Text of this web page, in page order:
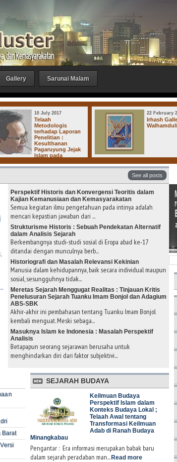
Gallery Sarunai Malam
10 July 2017
Telaah
Metodologis
terhadap Laporan
Penelitian :
Kesulthanan
Pagaruyung Jejak
Islam pada
22 February
Irhash
See all posts
Perspektif Historis dan Konvergensi Teoritis dalam
Kajian Kemanusiaan dan Kemasyarakatan
Semua kegiatan ilmu pengetahuan pada intinya adalah
mencari kepastian jawaban dari ...
Strukturisme Historis : Sebuah Pendekatan Alternatif
dalam Analisis Sejarah
Berkembangnya studi-studi sosial di Eropa abad ke-17
ditandai dengan munculnya berb...
Historiografi dan Masalah Relevansi Kekinian
Manusia dalam kehidupannya, baik secara individual maupun
sosial, sesungguhnya tidak...
Meretas Sejarah Menggugat Realitas : Tinjauan Kritis
Penelusuran Sejarah Tuanku Imam Bonjol dan Adagium
ABS-SBK
Akhir-akhir ini pembahasan tentang Tuanku Imam Bonjol
kembali menguat. Meski sebaga...
Masuknya Islam ke Indonesia : Masalah Perspektif
Analisis
Betapapun seorang sejarawan berusaha untuk
menghindarkan diri dari faktor subjektivi...
Barat
SEJARAH BUDAYA
Keilmuan Budaya
Perspektif Islam dalam
Konteks Budaya Lokal ;
Telaah Awal tentang
Transformasi Keilmuan
Adab di Ranah Budaya
Minangkabau
Pengantar : Era informasi merupakan babak baru
dalam sejarah peradaban man... Read more